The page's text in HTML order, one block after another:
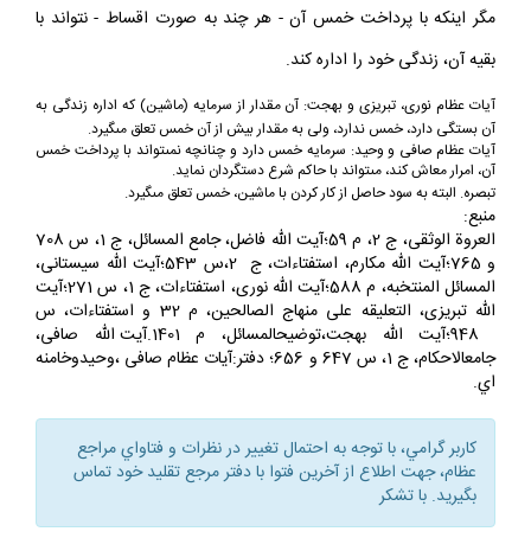
مگر اينكه با پرداخت خمس آن - هر چند به صورت اقساط - نتواند با
بقيه آن، زندگى خود را اداره كند.
آيات عظام نورى، تبريزى و بهجت: آن مقدار از سرمايه (ماشين) كه اداره زندگى به
آن بستگى دارد، خمس ندارد، ولى به مقدار بيش از آن خمس تعلق مى‏گيرد.
آيات عظام صافى و وحيد: سرمايه خمس دارد و چنانچه نمى‏تواند با پرداخت خمس
آن، امرار معاش كند، مى‏تواند با حاكم شرع دستگردان نمايد.
تبصره. البته به سود حاصل از كار كردن با ماشين، خمس تعلق مى‏گيرد.
منبع:
العروة الوثقى، ج 2، م 59؛آيت الله فاضل، جامع المسائل، ج 1، س 708
و 765؛آيت الله مكارم، استفتاءات، ج 2،س 543؛آيت الله سيستانى،
المسائل المنتخبه، م 588؛آيت الله نورى، استفتاءات، ج 1، س 271؛آيت
الله تبريزى، التعليقه على منهاج الصالحين، م 32 و استفتاءات، س
948؛آيت الله بهجت،توضيح‏المسائل، م 1401.آيت الله صافى،
جامع‏الاحكام، ج 1، س 647 و 656؛ دفتر:آيات عظام صافى ،وحيدوخامنه
اي.
كاربر گرامي، با توجه به احتمال تغيير در نظرات و فتاواي مراجع
عظام، جهت اطلاع از آخرين فتوا با دفتر مرجع تقليد خود تماس
بگيريد. با تشكر